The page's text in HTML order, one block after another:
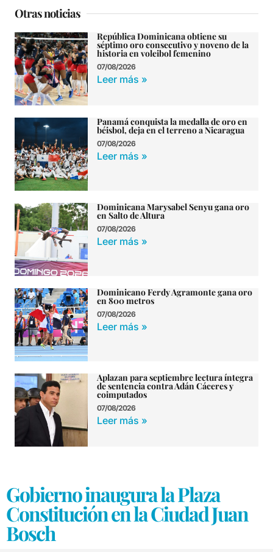
Otras noticias
República Dominicana obtiene su
séptimo oro consecutivo y noveno de la
historia en voleibol femenino
07/08/2026
Leer más »
Panamá conquista la medalla de oro en
béisbol, deja en el terreno a Nicaragua
07/08/2026
Leer más »
Dominicana Marysabel Senyu gana oro
en Salto de Altura
07/08/2026
Leer más »
Dominicano Ferdy Agramonte gana oro
en 800 metros
07/08/2026
Leer más »
Aplazan para septiembre lectura íntegra
de sentencia contra Adán Cáceres y
coimputados
07/08/2026
Leer más »
Gobierno inaugura la Plaza
Constitución en la Ciudad Juan
Bosch